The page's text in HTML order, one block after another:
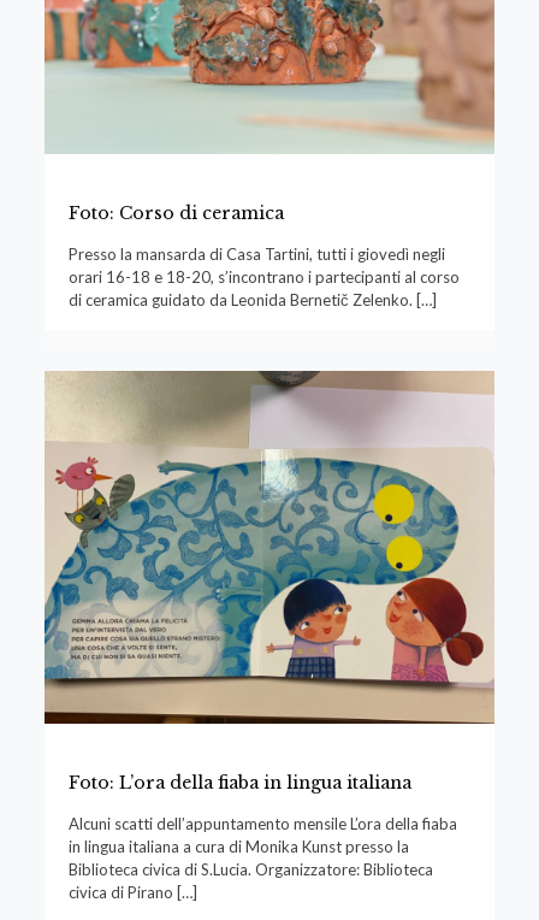
Foto: Corso di ceramica
Presso la mansarda di Casa Tartini, tutti i giovedì negli
orari 16-18 e 18-20, s’incontrano i partecipanti al corso
di ceramica guidato da Leonida Bernetič Zelenko. […]
Foto: L’ora della fiaba in lingua italiana
Alcuni scatti dell’appuntamento mensile L’ora della fiaba
in lingua italiana a cura di Monika Kunst presso la
Biblioteca civica di S.Lucia. Organizzatore: Biblioteca
civica di Pirano […]